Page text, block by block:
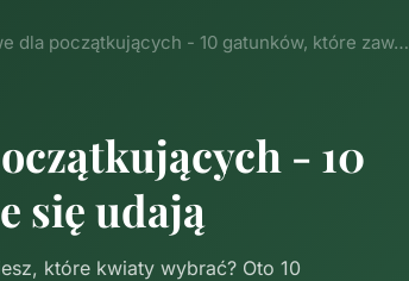
dla początkujących - 10 gatunków, które zaw…
- 10
się udają
które kwiaty wybrać? Oto 10